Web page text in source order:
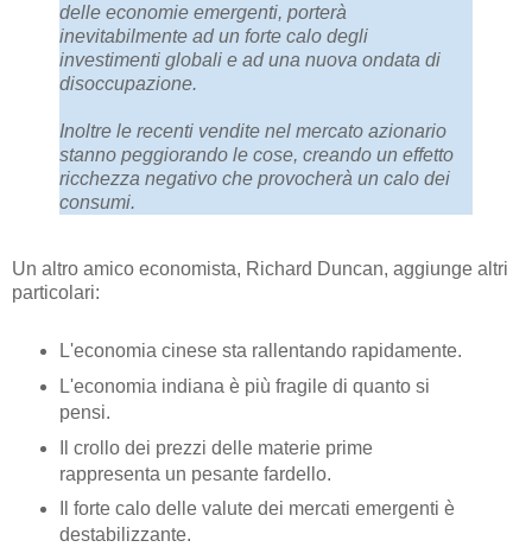
delle economie emergenti, porterà
inevitabilmente ad un forte calo degli
investimenti globali e ad una nuova ondata di
disoccupazione.
Inoltre le recenti vendite nel mercato azionario
stanno peggiorando le cose, creando un effetto
ricchezza negativo che provocherà un calo dei
consumi.
Un altro amico economista, Richard Duncan, aggiunge altri
particolari:
L'economia cinese sta rallentando rapidamente.
L'economia indiana è più fragile di quanto si
pensi.
Il crollo dei prezzi delle materie prime
rappresenta un pesante fardello.
Il forte calo delle valute dei mercati emergenti è
destabilizzante.